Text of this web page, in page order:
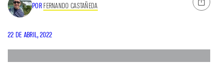
POR FERNANDO CASTAÑEDA
22 DE ABRIL, 2022